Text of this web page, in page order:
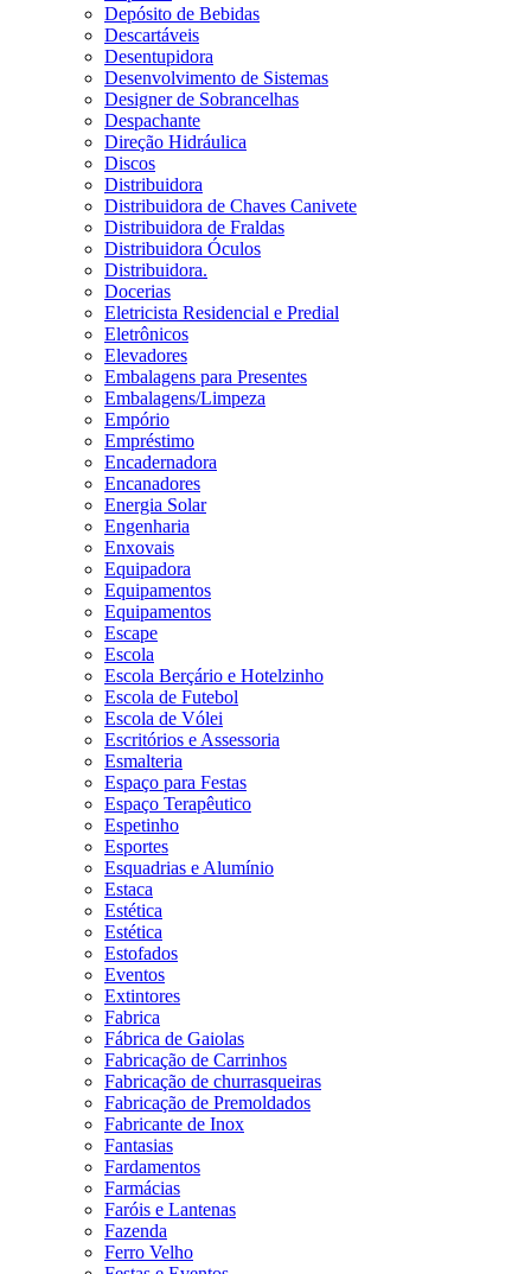
Depósito de Bebidas
Descartáveis
Desentupidora
Desenvolvimento de Sistemas
Designer de Sobrancelhas
Despachante
Direção Hidráulica
Discos
Distribuidora
Distribuidora de Chaves Canivete
Distribuidora de Fraldas
Distribuidora Óculos
Distribuidora.
Docerias
Eletricista Residencial e Predial
Eletrônicos
Elevadores
Embalagens para Presentes
Embalagens/Limpeza
Empório
Empréstimo
Encadernadora
Encanadores
Energia Solar
Engenharia
Enxovais
Equipadora
Equipamentos
Equipamentos
Escape
Escola
Escola Berçário e Hotelzinho
Escola de Futebol
Escola de Vólei
Escritórios e Assessoria
Esmalteria
Espaço para Festas
Espaço Terapêutico
Espetinho
Esportes
Esquadrias e Alumínio
Estaca
Estética
Estética
Estofados
Eventos
Extintores
Fabrica
Fábrica de Gaiolas
Fabricação de Carrinhos
Fabricação de churrasqueiras
Fabricação de Premoldados
Fabricante de Inox
Fantasias
Fardamentos
Farmácias
Faróis e Lantenas
Fazenda
Ferro Velho